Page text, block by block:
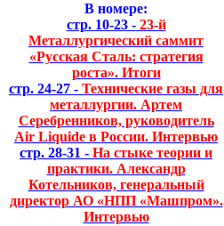
В номере:
стр. 10-23 -23-й
Металлургический саммит
«Русская Сталь: стратегия
роста». Итоги
стр. 24-27 - Технические газы для
металлургии. Артем
Серебренников, руководитель
Air Liquide в России. Интервью
стр. 28-31 - На стыке теории и
практики. Александр
Котельников, генеральный
директор АО «НПП «Машпром».
Интервью